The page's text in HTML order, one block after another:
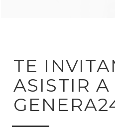
TE
ASISTIR A